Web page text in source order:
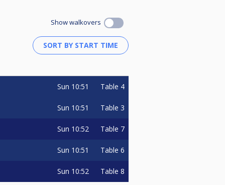
Show walkovers
Sun 10:51 Table 4
Sun 10:51 Table 3
Sun 10:52 Table 7
Sun 10:51 Table 6
Sun 10:52 Table 8